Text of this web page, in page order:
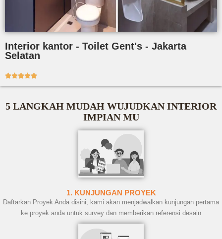
Interior kantor - Toilet Gent's - Jakarta
Selatan

5 LANGKAH MUDAH WUJUDKAN INTERIOR
IMPIAN MU
1. KUNJUNGAN PROYEK
Daftarkan Proyek Anda disini, kami akan menjadwalkan kunjungan pertama
ke proyek anda untuk survey dan memberikan referensi desain